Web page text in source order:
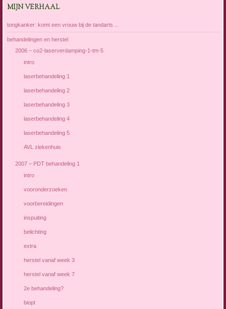
MIJN VERHAAL
tongkanker: komt een vrouw bij de tandarts…
behandelingen en herstel
2006 – co2-laserverdamping-1-tm-5
intro
laserbehandeling 1
laserbehandeling 2
laserbehandeling 3
laserbehandeling 4
laserbehandeling 5
AVL ziekenhuis
2007 – PDT behandeling 1
intro
vooronderzoeken
voorbereidingen
inspuiting
belichting
extra
herstel vanaf week 3
herstel vanaf week 7
2e behandeling?
biopt